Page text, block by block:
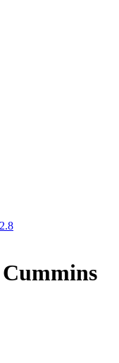
Cummins